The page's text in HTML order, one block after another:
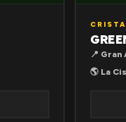
📍 Gran
🌎 La